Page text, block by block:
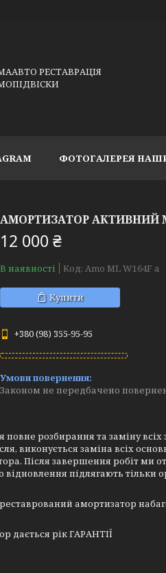
РЕСТАВРАЦІЯ
ФОТОГАЛЕРЕЯ
АМОРТИЗАТОР АКТИВНИЙ
12 000 ₴
В наявності Код: Amo ML W164F a
Купити
+380 (98) 355-95-95
Законом не передбачено
повне розбирання та заміну
виконується заміна всіх
Після завершення робіт ми
підлягають тільки
амортизатор
дається рік ГАРАНТІЇ